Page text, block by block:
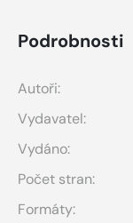
Podrobnosti
Autoři:
Vydavatel:
Vydáno:
Počet stran:
Formáty: